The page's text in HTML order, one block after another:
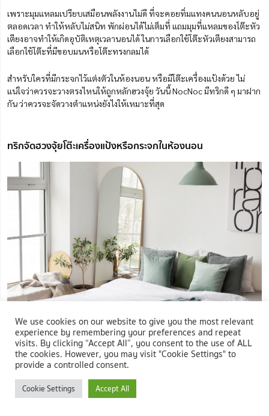
เพราะมุมแหลมเปรียบเสมือนพลังงานไม่ดี ที่จะคอยทิ่มแทงคนนอนหลับอยู่
ตลอดเวลา ทำให้หลับไม่สนิท พักผ่อนได้ไม่เต็มที่ แถมมุมที่แหลมของโต๊ะหัว
เตียงอาจทำให้เกิดอุบัติเหตุเวลานอนได้ ในการเลือกใช้โต๊ะหัวเตียงสามารถ
เลือกใช้โต๊ะที่มีขอบมนหรือโต๊ะทรงกลมได้
สำหรับใครที่มีกระจกไว้แต่งตัวในห้องนอน หรือมีโต๊ะเครื่องแป้งด้วย ไม่
แน่ใจว่าควรจะวางตรงไหนให้ถูกหลักฮวงจุ้ย วันนี้ NocNoc มีทริกดี ๆ มาฝาก
กัน ว่าควรจะจัดวางตำแหน่งยังไงให้เหมาะที่สุด
ทริกจัดฮวงจุ้ยโต๊ะเครื่องแป้งหรือกระจกในห้องนอน
ภาพ: กระจกในห้องนอน
ไม่ควรวางกระจกสะท้อนเตียงนอน
สนิท หรือทำให้รู้สึกเหมือนมีคนอื่นอยู่ในห้อง ซึ่งส่งผลให้เกิดความ
กังวลใจ
We use cookies on our website to give you the most relevant
experience by remembering your preferences and repeat
visits. By clicking “Accept All”, you consent to the use of ALL
the cookies. However, you may visit "Cookie Settings" to
provide a controlled consent.
Cookie Settings Accept All